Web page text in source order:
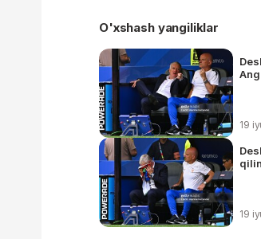
O'xshash yangiliklar
19
19